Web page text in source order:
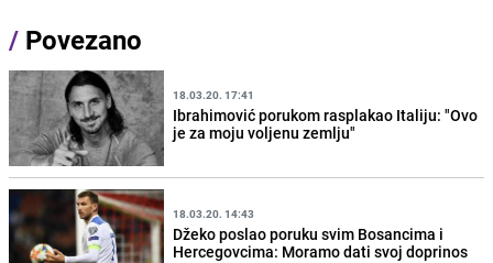
/ Povezano
18.03.20. 17:41
Ibrahimović porukom rasplakao Italiju: "Ovo
je za moju voljenu zemlju"
18.03.20. 14:43
Džeko poslao poruku svim Bosancima i
Hercegovcima: Moramo dati svoj doprinos